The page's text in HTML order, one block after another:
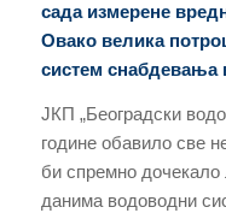
сада измерене
Овако велика
систем снабдевања
ЈКП „Београдски
године обавило све
би спремно
данима водоводни